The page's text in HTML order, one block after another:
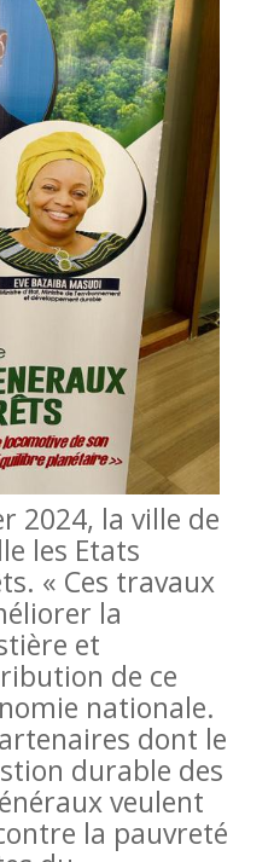
2024, la ville de
les Etats
« Ces travaux
la
et
de ce
nationale.
dont le
durable des
veulent
la pauvreté